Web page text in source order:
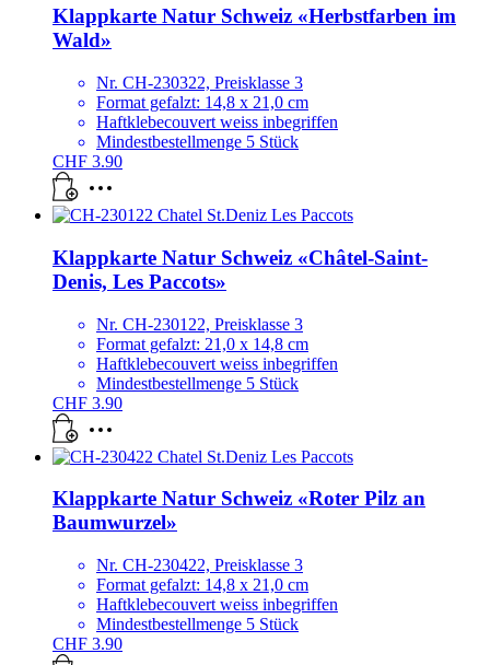
Klappkarte Natur Schweiz «Herbstfarben im
Wald»
Nr. CH-230322, Preisklasse 3
Format gefalzt: 14,8 x 21,0 cm
Haftklebecouvert weiss inbegriffen
Mindestbestellmenge 5 Stück
CHF 3.90
Klappkarte Natur Schweiz «Châtel-Saint-
Denis, Les Paccots»
Nr. CH-230122, Preisklasse 3
Format gefalzt: 21,0 x 14,8 cm
Haftklebecouvert weiss inbegriffen
Mindestbestellmenge 5 Stück
CHF 3.90
Klappkarte Natur Schweiz «Roter Pilz an
Baumwurzel»
Nr. CH-230422, Preisklasse 3
Format gefalzt: 14,8 x 21,0 cm
Haftklebecouvert weiss inbegriffen
Mindestbestellmenge 5 Stück
CHF 3.90